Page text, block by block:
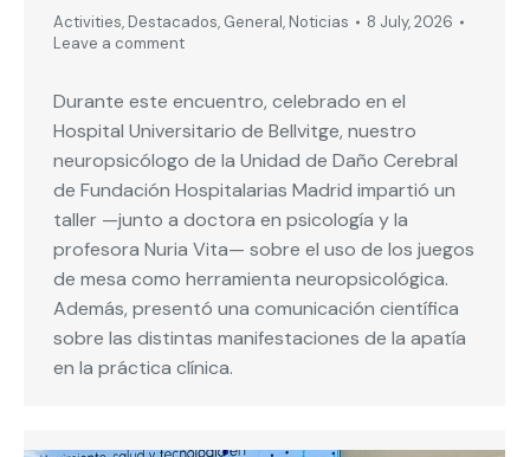
Activities, Destacados, General, Noticias
8 July, 2026
Leave a comment
Durante este encuentro, celebrado en el
Hospital Universitario de Bellvitge, nuestro
neuropsicólogo de la Unidad de Daño Cerebral
de Fundación Hospitalarias Madrid impartió un
taller —junto a doctora en psicología y la
profesora Nuria Vita— sobre el uso de los juegos
de mesa como herramienta neuropsicológica.
Además, presentó una comunicación científica
sobre las distintas manifestaciones de la apatía
en la práctica clínica.